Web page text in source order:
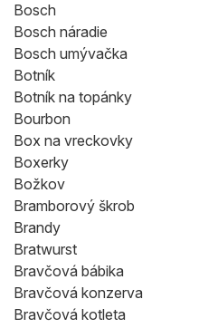
Bosch
Bosch náradie
Bosch umývačka
Botník
Botník na topánky
Bourbon
Box na vreckovky
Boxerky
Božkov
Bramborový škrob
Brandy
Bratwurst
Bravčová bábika
Bravčová konzerva
Bravčová kotleta